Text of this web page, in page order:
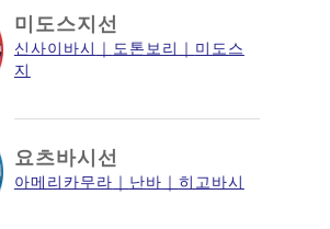
미도스지선
신사이바시 도톤보리
미도스
지
요츠바시선
아메리카무라 난바 히고바시